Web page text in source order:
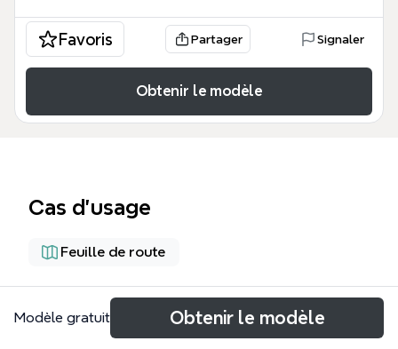
Favoris Partager Signaler
Obtenir le modèle
Cas d’usage
Feuille de route
À propos
Modèle gratuit Obtenir le modèle